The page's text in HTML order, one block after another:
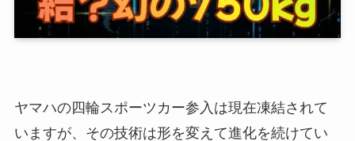
ヤマハの四輪スポーツカー参入は現在凍結されて
いますが、その技術は形を変えて進化を続けてい